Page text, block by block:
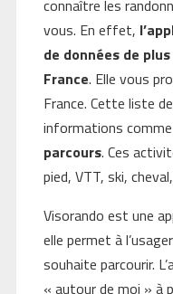
connaître les
vous. En effet,
de données de
France. Elle vous
France. Cette liste
informations
parcours. Ces
pied, VTT, ski,
Visorando est une
elle permet à
souhaite parcourir.
« autour de moi » à